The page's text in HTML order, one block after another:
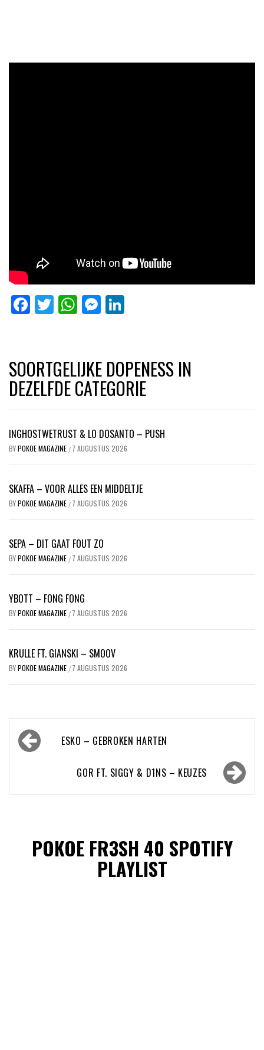
Facebook
Twitter
WhatsApp
Messenger
SOORTGELIJKE DOPENESS IN
DEZELFDE CATEGORIE
INGHOSTWETRUST & LO DOSANTO – PUSH
BYPOKOE MAGAZINE / 7 AUGUSTUS 2026
SKAFFA – VOOR ALLES EEN MIDDELTJE
BYPOKOE MAGAZINE / 7 AUGUSTUS 2026
SEPA – DIT GAAT FOUT ZO
BYPOKOE MAGAZINE / 7 AUGUSTUS 2026
YBOTT – FONG FONG
BYPOKOE MAGAZINE / 7 AUGUSTUS 2026
KRULLE FT. GIANSKI – SMOOV
BYPOKOE MAGAZINE / 7 AUGUSTUS 2026
Bericht
navigatieESKO – GEBROKEN HARTEN
GOR FT. SIGGY & D1NS – KEUZES
POKOE FR3SH 40 SPOTIFY
PLAYLIST